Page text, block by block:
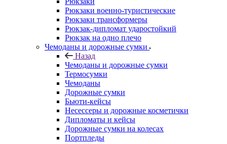
Рюкзаки военно-туристические
Рюкзаки трансформеры
Рюкзак-дипломат ударостойкий
Рюкзак на одно плечо
Чемоданы и дорожные сумки
Назад
Чемоданы и дорожные сумки
Термосумки
Чемоданы
Дорожные сумки
Бьюти-кейсы
Несессеры и дорожные косметички
Дипломаты и кейсы
Дорожные сумки на колесах
Портпледы